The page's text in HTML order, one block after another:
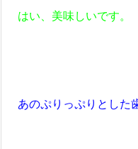
はい、美味しいです。
あのぷりっぷりとした